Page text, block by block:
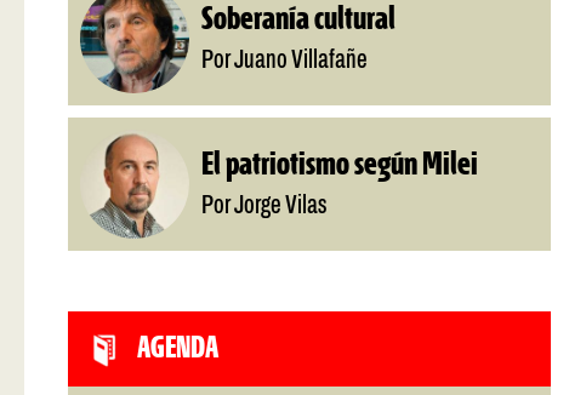
Soberanía cultural
Por Juano Villafañe
El patriotismo según Milei
Por Jorge Vilas
AGENDA